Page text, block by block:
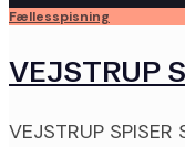
Fællesspisning
VEJSTRUP
VEJSTRUP